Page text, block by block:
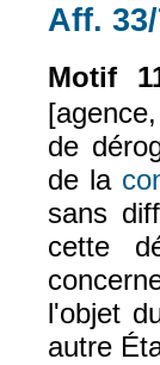
Aff.
Motif
de
de la
sans
cette
l'objet
autre